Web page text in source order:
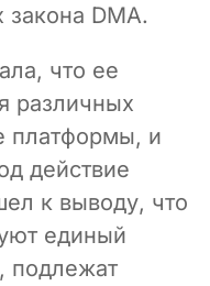
DMA.
что ее
различных
платформы, и
действие
к выводу, что
единый
подлежат